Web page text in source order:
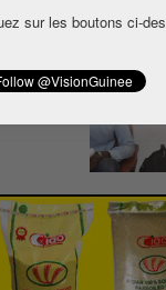
18
sur les boutons ci-